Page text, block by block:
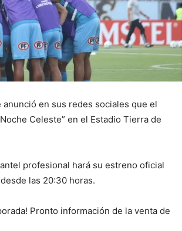
en sus redes sociales que el
Celeste” en el Estadio Tierra de
profesional hará su estreno oficial
las 20:30 horas.
Pronto información de la venta de